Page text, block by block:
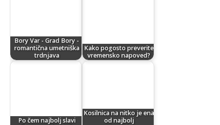
Bory Var - Grad Bory -
romantična umetniška
trdnjava
Kako pogosto preverite
vremensko napoved?
Po čem najbolj slavi
Kosilnica na nitko je ena
od najbolj